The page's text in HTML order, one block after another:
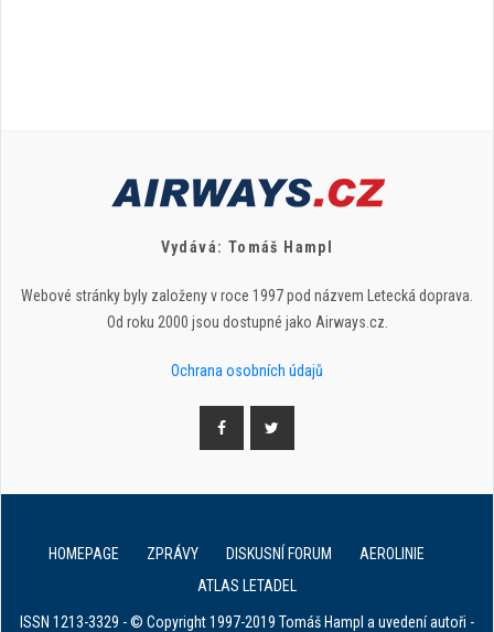
Vydává: Tomáš Hampl
Webové stránky byly založeny v roce 1997 pod názvem Letecká doprava.
Od roku 2000 jsou dostupné jako Airways.cz.
Ochrana osobních údajů
HOMEPAGE ZPRÁVY DISKUSNÍ FORUM
AEROLINIE
ATLAS LETADEL
ISSN 1213-3329 - © Copyright 1997-2019 Tomáš Hampl a uvedení autoři -